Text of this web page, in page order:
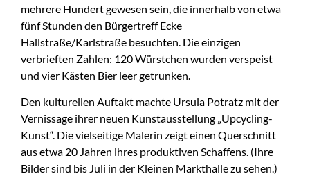
mehrere Hundert gewesen sein, die innerhalb von etwa
fünf Stunden den Bürgertreff Ecke
Hallstraße/Karlstraße besuchten. Die einzigen
verbrieften Zahlen: 120 Würstchen wurden verspeist
und vier Kästen Bier leer getrunken.
Den kulturellen Auftakt machte Ursula Potratz mit der
Vernissage ihrer neuen Kunstausstellung „Upcycling-
Kunst“. Die vielseitige Malerin zeigt einen Querschnitt
aus etwa 20 Jahren ihres produktiven Schaffens. (Ihre
Bilder sind bis Juli in der Kleinen Markthalle zu sehen.)